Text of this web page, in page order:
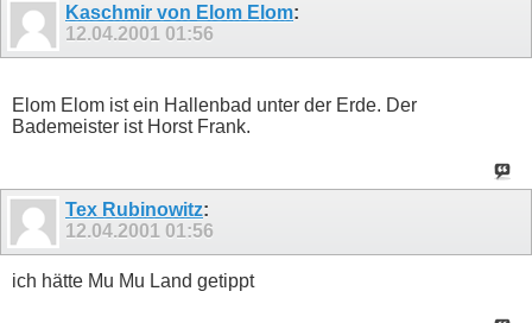
Kaschmir von Elom Elom:
12.04.2001 01:56
Elom Elom ist ein Hallenbad unter der Erde. Der
Bademeister ist Horst Frank.
Tex Rubinowitz:
12.04.2001 01:56
ich hätte Mu Mu Land getippt